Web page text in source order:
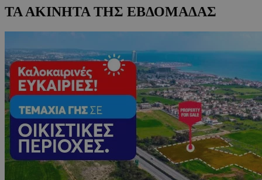
ΤΑ ΑΚΙΝΗΤΑ ΤΗΣ ΕΒΔΟΜΑΔΑΣ